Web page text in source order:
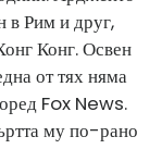
в Рим и друг,
Конг. Освен
от тях няма
Fox News.
му по-рано